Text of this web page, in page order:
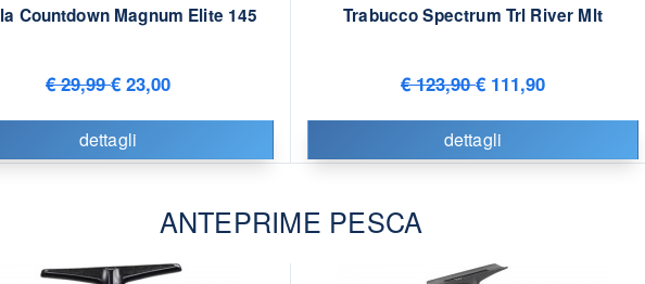
Countdown Magnum Elite 145
€ 29,99€ 23,00
dettagli
Trabucco Spectrum Trl River Mlt
€ 123,90€ 111,90
dettagli
ANTEPRIME PESCA